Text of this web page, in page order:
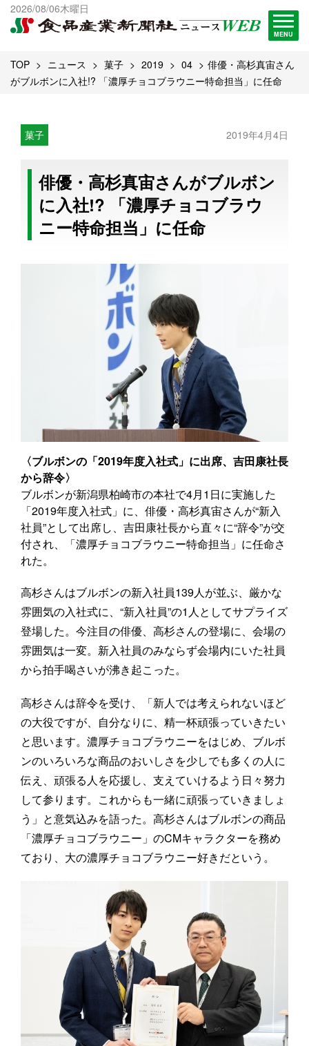
2026/08/06木曜日
MENU
出版物一覧へ
試読・購読申し込み
TOP ニュース 菓子 2019 04
俳優・高杉真宙さん
がブルボンに入社!? 「濃厚チョコブラウニー特命担当」に任命
菓子 2019年4月4日
俳優・高杉真宙さんがブルボン
に入社!? 「濃厚チョコブラウ
ニー特命担当」に任命
〈ブルボンの「2019年度入社式」に出席、吉田康社長
から辞令〉
ブルボンが新潟県柏崎市の本社で4月1日に実施した
「2019年度入社式」に、俳優・高杉真宙さんが“新入
社員”として出席し、吉田康社長から直々に“辞令”が交
付され、「濃厚チョコブラウニー特命担当」に任命さ
れた。
高杉さんはブルボンの新入社員139人が並ぶ、厳かな
雰囲気の入社式に、“新入社員”の1人としてサプライズ
登場した。今注目の俳優、高杉さんの登場に、会場の
雰囲気は一変。新入社員のみならず会場内にいた社員
から拍手喝さいが沸き起こった。
高杉さんは辞令を受け、「新人では考えられないほど
の大役ですが、自分なりに、精一杯頑張っていきたい
と思います。濃厚チョコブラウニーをはじめ、ブルボ
ンのいろいろな商品のおいしさを少しでも多くの人に
伝え、頑張る人を応援し、支えていけるよう日々努力
して参ります。これからも一緒に頑張っていきましょ
う」と意気込みを語った。高杉さんはブルボンの商品
「濃厚チョコブラウニー」のCMキャラクターを務め
ており、大の濃厚チョコブラウニー好きだという。